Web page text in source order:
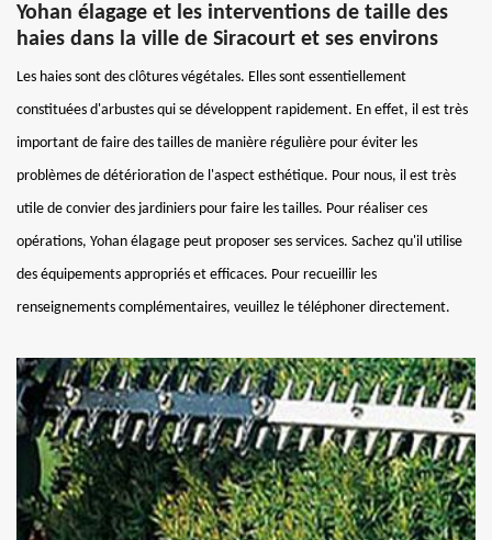
Yohan élagage et les interventions de taille des
haies dans la ville de Siracourt et ses environs
Les haies sont des clôtures végétales. Elles sont essentiellement
constituées d'arbustes qui se développent rapidement. En effet, il est très
important de faire des tailles de manière régulière pour éviter les
problèmes de détérioration de l'aspect esthétique. Pour nous, il est très
utile de convier des jardiniers pour faire les tailles. Pour réaliser ces
opérations, Yohan élagage peut proposer ses services. Sachez qu'il utilise
des équipements appropriés et efficaces. Pour recueillir les
renseignements complémentaires, veuillez le téléphoner directement.